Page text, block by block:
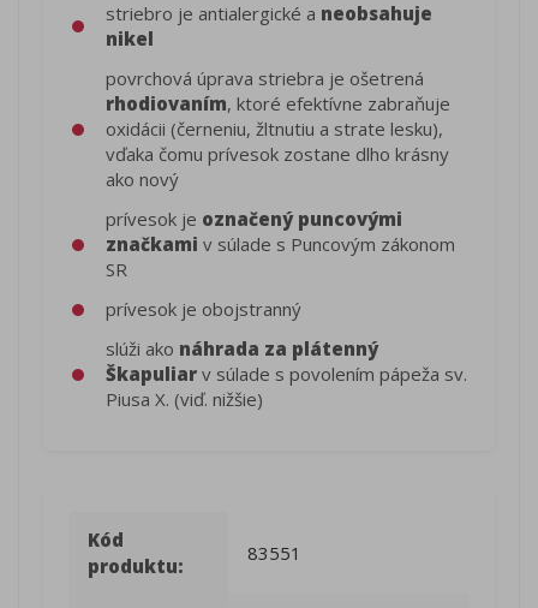
striebro je antialergické a neobsahuje
nikel
povrchová úprava striebra je ošetrená
rhodiovaním, ktoré efektívne zabraňuje
oxidácii (černeniu, žltnutiu a strate lesku),
vďaka čomu prívesok zostane dlho krásny
ako nový
prívesok je označený puncovými
značkami v súlade s Puncovým zákonom
SR
prívesok je obojstranný
slúži ako náhrada za plátenný
Škapuliar v súlade s povolením pápeža sv.
Piusa X. (viď. nižšie)
Kód
produktu:
83551